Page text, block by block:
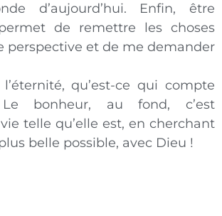
d’aujourd’hui. Enfin, être
de remettre les choses
perspective et de me demander
l’éternité, qu’est-ce qui compte
Le bonheur, au fond, c’est
telle qu’elle est, en cherchant
belle possible, avec Dieu !